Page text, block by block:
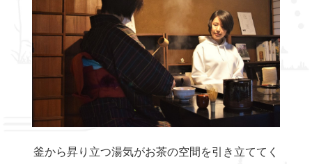
釜から昇り立つ湯気がお茶の空間を引き立ててく